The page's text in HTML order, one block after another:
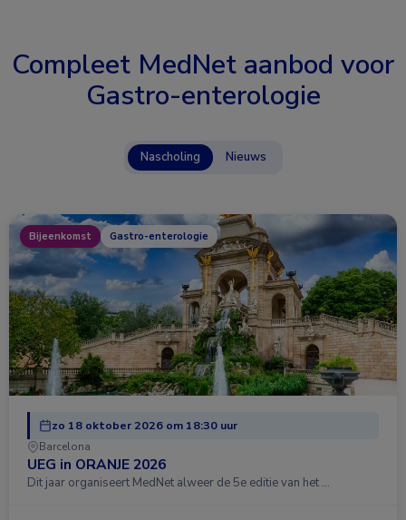
Compleet MedNet aanbod voor
Gastro-enterologie
Nascholing Nieuws
Bijeenkomst Gastro-enterologie
zo 18 oktober 2026 om 18:30 uur
Barcelona
UEG in ORANJE 2026
Dit jaar organiseert MedNet alweer de 5e editie van het …